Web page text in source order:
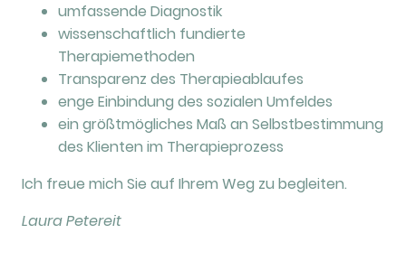
umfassende Diagnostik
wissenschaftlich fundierte
Therapiemethoden
Transparenz des Therapieablaufes
enge Einbindung des sozialen Umfeldes
ein größtmögliches Maß an Selbstbestimmung
des Klienten im Therapieprozess
Ich freue mich Sie auf Ihrem Weg zu begleiten.
Laura Petereit